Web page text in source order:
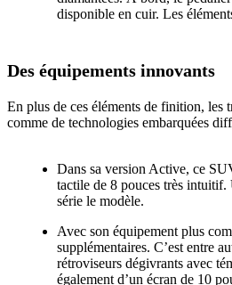
disponible en cuir. Les
Des équipements innovants
En plus de ces éléments de finition, les
comme de technologies embarquées
Dans sa version Active, ce
tactile de 8 pouces très intuitif.
série le modèle.
Avec son équipement plus
supplémentaires. C’est entre
rétroviseurs dégivrants avec
également d’un écran de 10